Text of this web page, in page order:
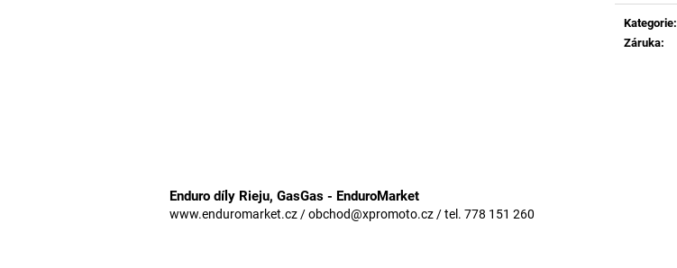
cena:
Kategorie:
Záruka:
Enduro díly Rieju, GasGas - EnduroMarket
www.enduromarket.cz / obchod@xpromoto.cz / tel. 778 151 260